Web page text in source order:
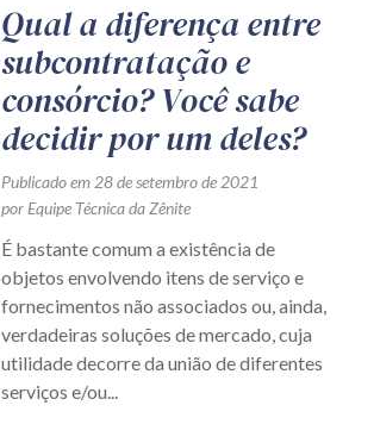
Qual a diferença entre
subcontratação e
consórcio? Você sabe
decidir por um deles?
Publicado em 28 de setembro de 2021
por Equipe Técnica da Zênite
É bastante comum a existência de
objetos envolvendo itens de serviço e
fornecimentos não associados ou, ainda,
verdadeiras soluções de mercado, cuja
utilidade decorre da união de diferentes
serviços e/ou...